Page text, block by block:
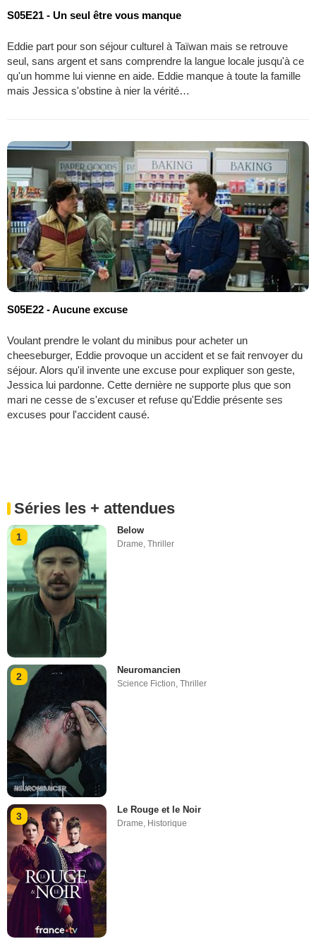
S05E21 - Un seul être vous manque
Eddie part pour son séjour culturel à Taïwan mais se retrouve
seul, sans argent et sans comprendre la langue locale jusqu'à ce
qu'un homme lui vienne en aide. Eddie manque à toute la famille
mais Jessica s'obstine à nier la vérité…
S05E22 - Aucune excuse
Voulant prendre le volant du minibus pour acheter un
cheeseburger, Eddie provoque un accident et se fait renvoyer du
séjour. Alors qu'il invente une excuse pour expliquer son geste,
Jessica lui pardonne. Cette dernière ne supporte plus que son
mari ne cesse de s'excuser et refuse qu'Eddie présente ses
excuses pour l'accident causé.
Séries les + attendues
1
Below
Drame ,Thriller
2
Neuromancien
Science Fiction,Thriller
3
Le Rouge et le Noir
Drame, Historique